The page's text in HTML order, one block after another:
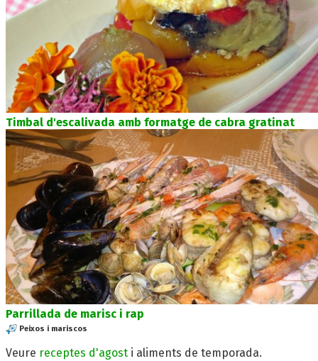
Timbal d'escalivada amb formatge de cabra gratinat
Parrillada de marisc i rap
Peixos i mariscos
Veure receptes d'agost i aliments de temporada.